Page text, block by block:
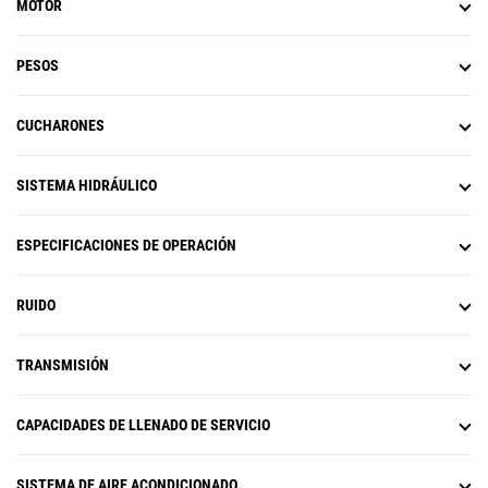
MOTOR
PESOS
CUCHARONES
SISTEMA HIDRÁULICO
ESPECIFICACIONES DE OPERACIÓN
RUIDO
TRANSMISIÓN
CAPACIDADES DE LLENADO DE SERVICIO